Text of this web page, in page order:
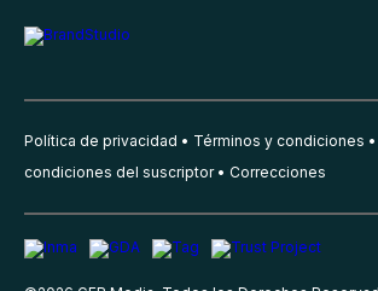
Política de privacidad Términos y condiciones
condiciones del suscriptor
Correcciones